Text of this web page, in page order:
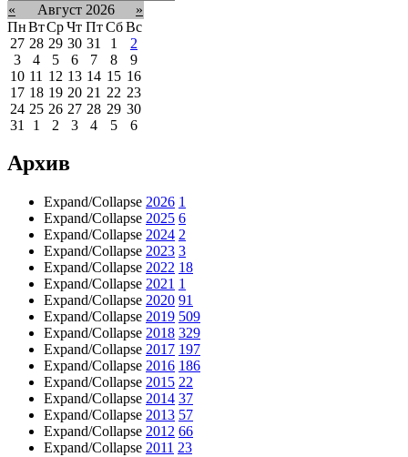
«
Август 2026
»
ПнВтСрЧт Пт Сб Вс
27 28 29 30 31 1
2
3
4 5 6 7 8
9
10 11 12 13 14 15 16
17 18 19 20 21 22 23
24 25 26 27 28 29 30
31
1 2 3 4 5 6
Архив
Expand/Collapse 2026 1
Expand/Collapse 2025 6
Expand/Collapse 2024 2
Expand/Collapse 2023 3
Expand/Collapse 2022 18
Expand/Collapse 2021 1
Expand/Collapse 2020 91
Expand/Collapse 2019 509
Expand/Collapse 2018 329
Expand/Collapse 2017 197
Expand/Collapse 2016 186
Expand/Collapse 2015 22
Expand/Collapse 2014 37
Expand/Collapse 2013 57
Expand/Collapse 2012 66
Expand/Collapse 2011 23